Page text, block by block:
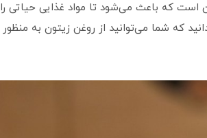
که باعث می‌شود تا مواد غذایی حیاتی را
که شما می‌توانید از روغن زیتون به منظور